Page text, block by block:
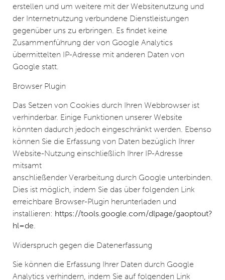
erstellen und um weitere mit der Websitenutzung und
der Internetnutzung verbundene Dienstleistungen
gegenüber uns zu erbringen. Es findet keine
Zusammenführung der von Google Analytics
übermittelten IP-Adresse mit anderen Daten von
Google statt.
Browser Plugin
Das Setzen von Cookies durch Ihren Webbrowser ist
verhinderbar. Einige Funktionen unserer Website
könnten dadurch jedoch eingeschränkt werden. Ebenso
können Sie die Erfassung von Daten bezüglich Ihrer
Website-Nutzung einschließlich Ihrer IP-Adresse
mitsamt
anschließender Verarbeitung durch Google unterbinden.
Dies ist möglich, indem Sie das über folgenden Link
erreichbare Browser-Plugin herunterladen und
installieren: https://tools.google.com/dlpage/gaoptout?
hl=de.
Widerspruch gegen die Datenerfassung
Sie können die Erfassung Ihrer Daten durch Google
Analytics verhindern, indem Sie auf folgenden Link